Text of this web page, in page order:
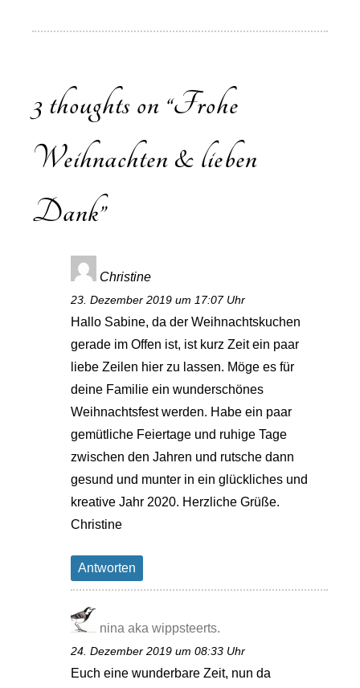
3 thoughts on “Frohe
Weihnachten & lieben
Dank”
Christine
23. Dezember 2019 um 17:07 Uhr
Hallo Sabine, da der Weihnachtskuchen
gerade im Offen ist, ist kurz Zeit ein paar
liebe Zeilen hier zu lassen. Möge es für
deine Familie ein wunderschönes
Weihnachtsfest werden. Habe ein paar
gemütliche Feiertage und ruhige Tage
zwischen den Jahren und rutsche dann
gesund und munter in ein glückliches und
kreative Jahr 2020. Herzliche Grüße.
Christine
Antworten
nina aka wippsteerts.
24. Dezember 2019 um 08:33 Uhr
Euch eine wunderbare Zeit, nun da